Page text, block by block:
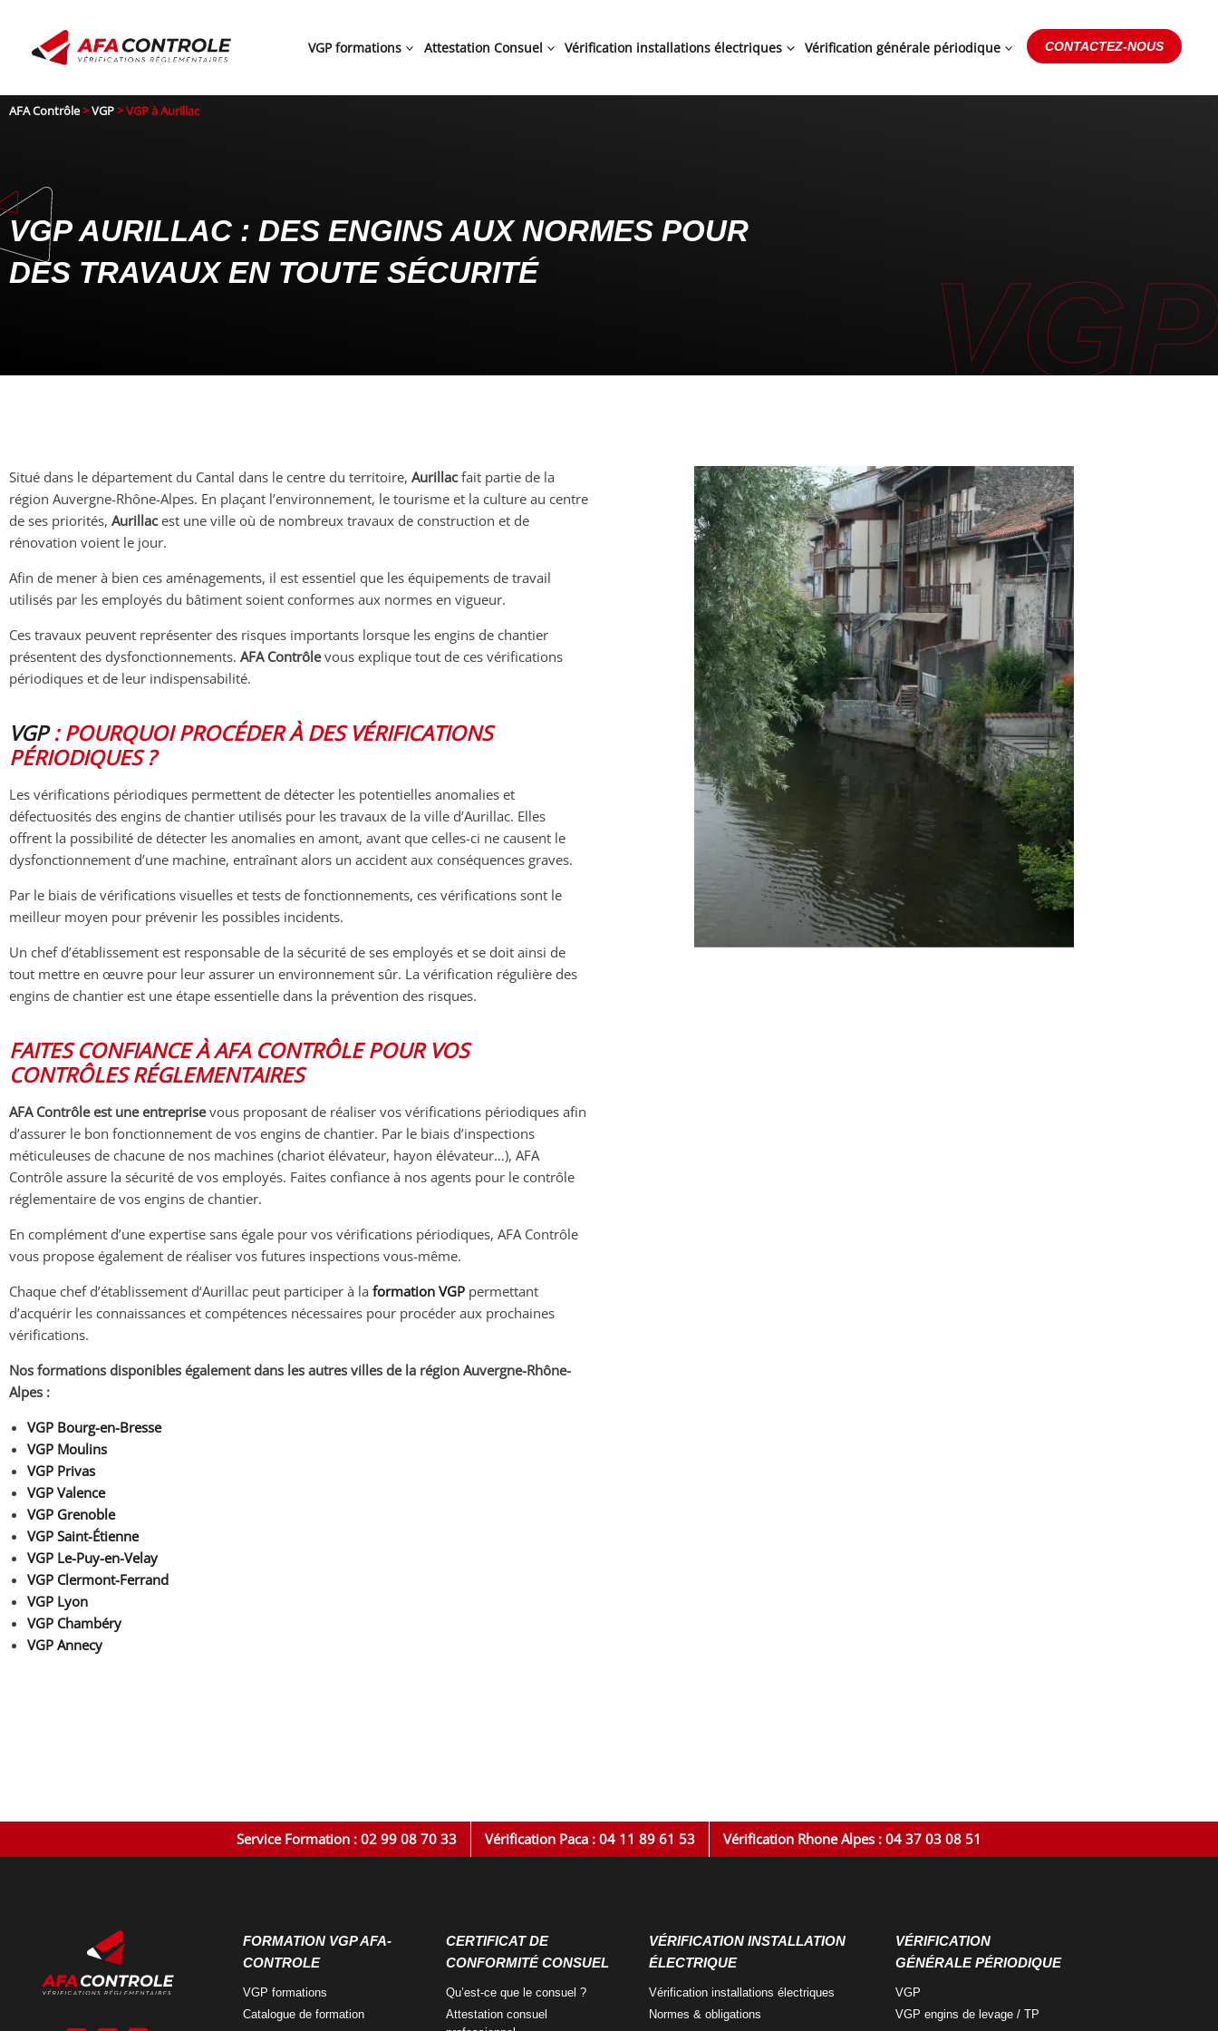
contenu
VGP formations Attestation Consuel Vérification installations électriques Vérification générale périodique CONTACTEZ-NOUS
AFA Contrôle>VGP>VGP à Aurillac
VGP AURILLAC : DES ENGINS AUX NORMES POUR
DES TRAVAUX EN TOUTE SÉCURITÉ
VGP
Situé dans le département du Cantal dans le centre du territoire, Aurillacfait partie de la
région Auvergne-Rhône-Alpes. En plaçant l’environnement, le tourisme et la culture au centre
de ses priorités, Aurillacest une ville où de nombreux travaux de construction et de
rénovation voient le jour.
Afin de mener à bien ces aménagements, il est essentiel que les équipements de travail
utilisés par les employés du bâtiment soient conformes aux normes en vigueur.
Ces travaux peuvent représenter des risques importants lorsque les engins de chantier
présentent des dysfonctionnements. AFA Contrôlevous explique tout de ces vérifications
périodiques et de leur indispensabilité.
VGP: POURQUOI PROCÉDER À DES VÉRIFICATIONS
PÉRIODIQUES ?
Les vérifications périodiques permettent de détecter les potentielles anomalies et
défectuosités des engins de chantier utilisés pour les travaux de la ville d’Aurillac. Elles
offrent la possibilité de détecter les anomalies en amont, avant que celles-ci ne causent le
dysfonctionnement d’une machine, entraînant alors un accident aux conséquences graves.
Par le biais de vérifications visuelles et tests de fonctionnements, ces vérifications sont le
meilleur moyen pour prévenir les possibles incidents.
Un chef d’établissement est responsable de la sécurité de ses employés et se doit ainsi de
tout mettre en œuvre pour leur assurer un environnement sûr. La vérification régulière des
engins de chantier est une étape essentielle dans la prévention des risques.
FAITES CONFIANCE À AFA CONTRÔLE POUR VOS
CONTRÔLES RÉGLEMENTAIRES
AFA Contrôle est une entreprisevous proposant de réaliser vos vérifications périodiques afin
d’assurer le bon fonctionnement de vos engins de chantier. Par le biais d’inspections
méticuleuses de chacune de nos machines (chariot élévateur, hayon élévateur…), AFA
Contrôle assure la sécurité de vos employés. Faites confiance à nos agents pour le contrôle
réglementaire de vos engins de chantier.
En complément d’une expertise sans égale pour vos vérifications périodiques, AFA Contrôle
vous propose également de réaliser vos futures inspections vous-même.
Chaque chef d’établissement d‘Aurillac peut participer à la formation VGP permettant
d’acquérir les connaissances et compétences nécessaires pour procéder aux prochaines
vérifications.
Nos formations disponibles également dans les autres villes de la région Auvergne-Rhône-
Alpes :
VGP Bourg-en-Bresse
VGP Moulins
VGP Privas
VGP Valence
VGP Grenoble
VGP Saint-Étienne
VGP Le-Puy-en-Velay
VGP Clermont-Ferrand
VGP Lyon
VGP Chambéry
VGP Annecy
Service Formation : 02 99 08 70 33 Vérification Paca : 04 11 89 61 53 Vérification Rhone Alpes : 04 37 03 08 51
A A A
FORMATION VGP AFA-
CONTROLE
VGP formations
Catalogue de formation
CERTIFICAT DE
CONFORMITÉ CONSUEL
Qu’est-ce que le consuel ?
Attestation consuel
VÉRIFICATION INSTALLATION
ÉLECTRIQUE
Vérification installationsélectriques
Normes& obligations
VÉRIFICATION
GÉNÉRALE PÉRIODIQUE
VGP
VGP engins de levage / TP